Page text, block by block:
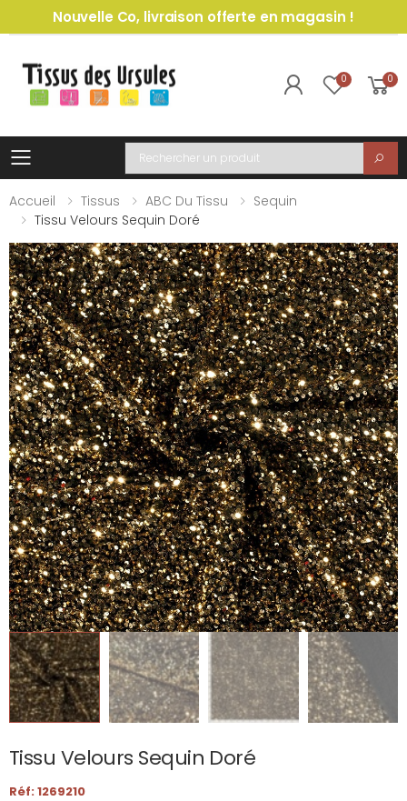
Nouvelle Co, livraison offerte en magasin !
0 0
Toggle mobile menu
Recherche
Accueil
Tissus ABC Du Tissu
Sequin
Tissu Velours Sequin Doré
Tissu Velours Sequin Doré
Réf: 1269210